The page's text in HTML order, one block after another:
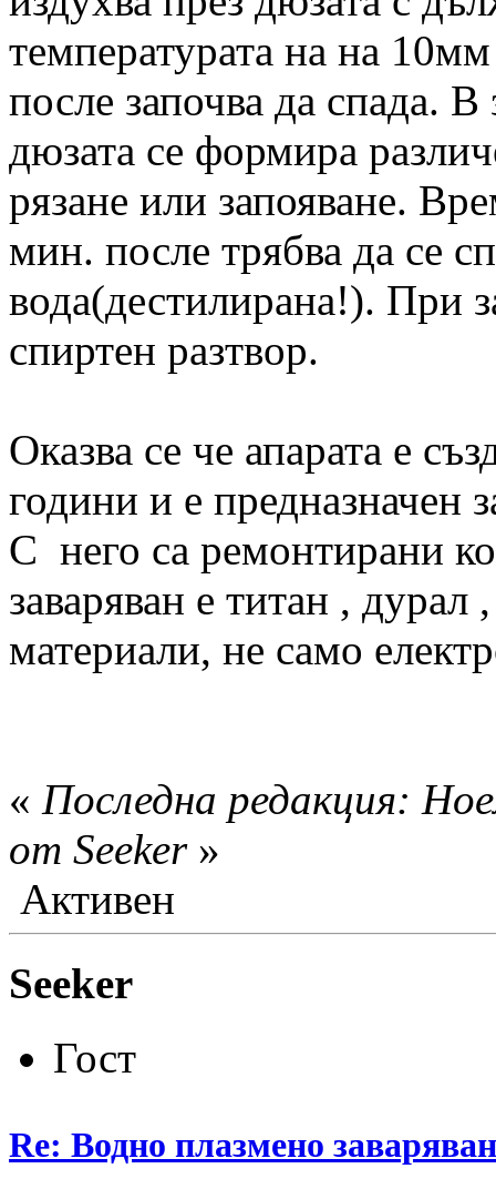
температурата на на
после започва да спада.
дюзата се формира
рязане или запояване.
мин. после трябва да се
вода(дестилирана!). При
спиртен разтвор.
Оказва се че апарата е
години и е предназначен
С него са ремонтирани
заваряван е титан ,
материали, не само
« Последна редакция:
от Seeker»
Активен
Seeker
Гост
Re: Водно плазмено